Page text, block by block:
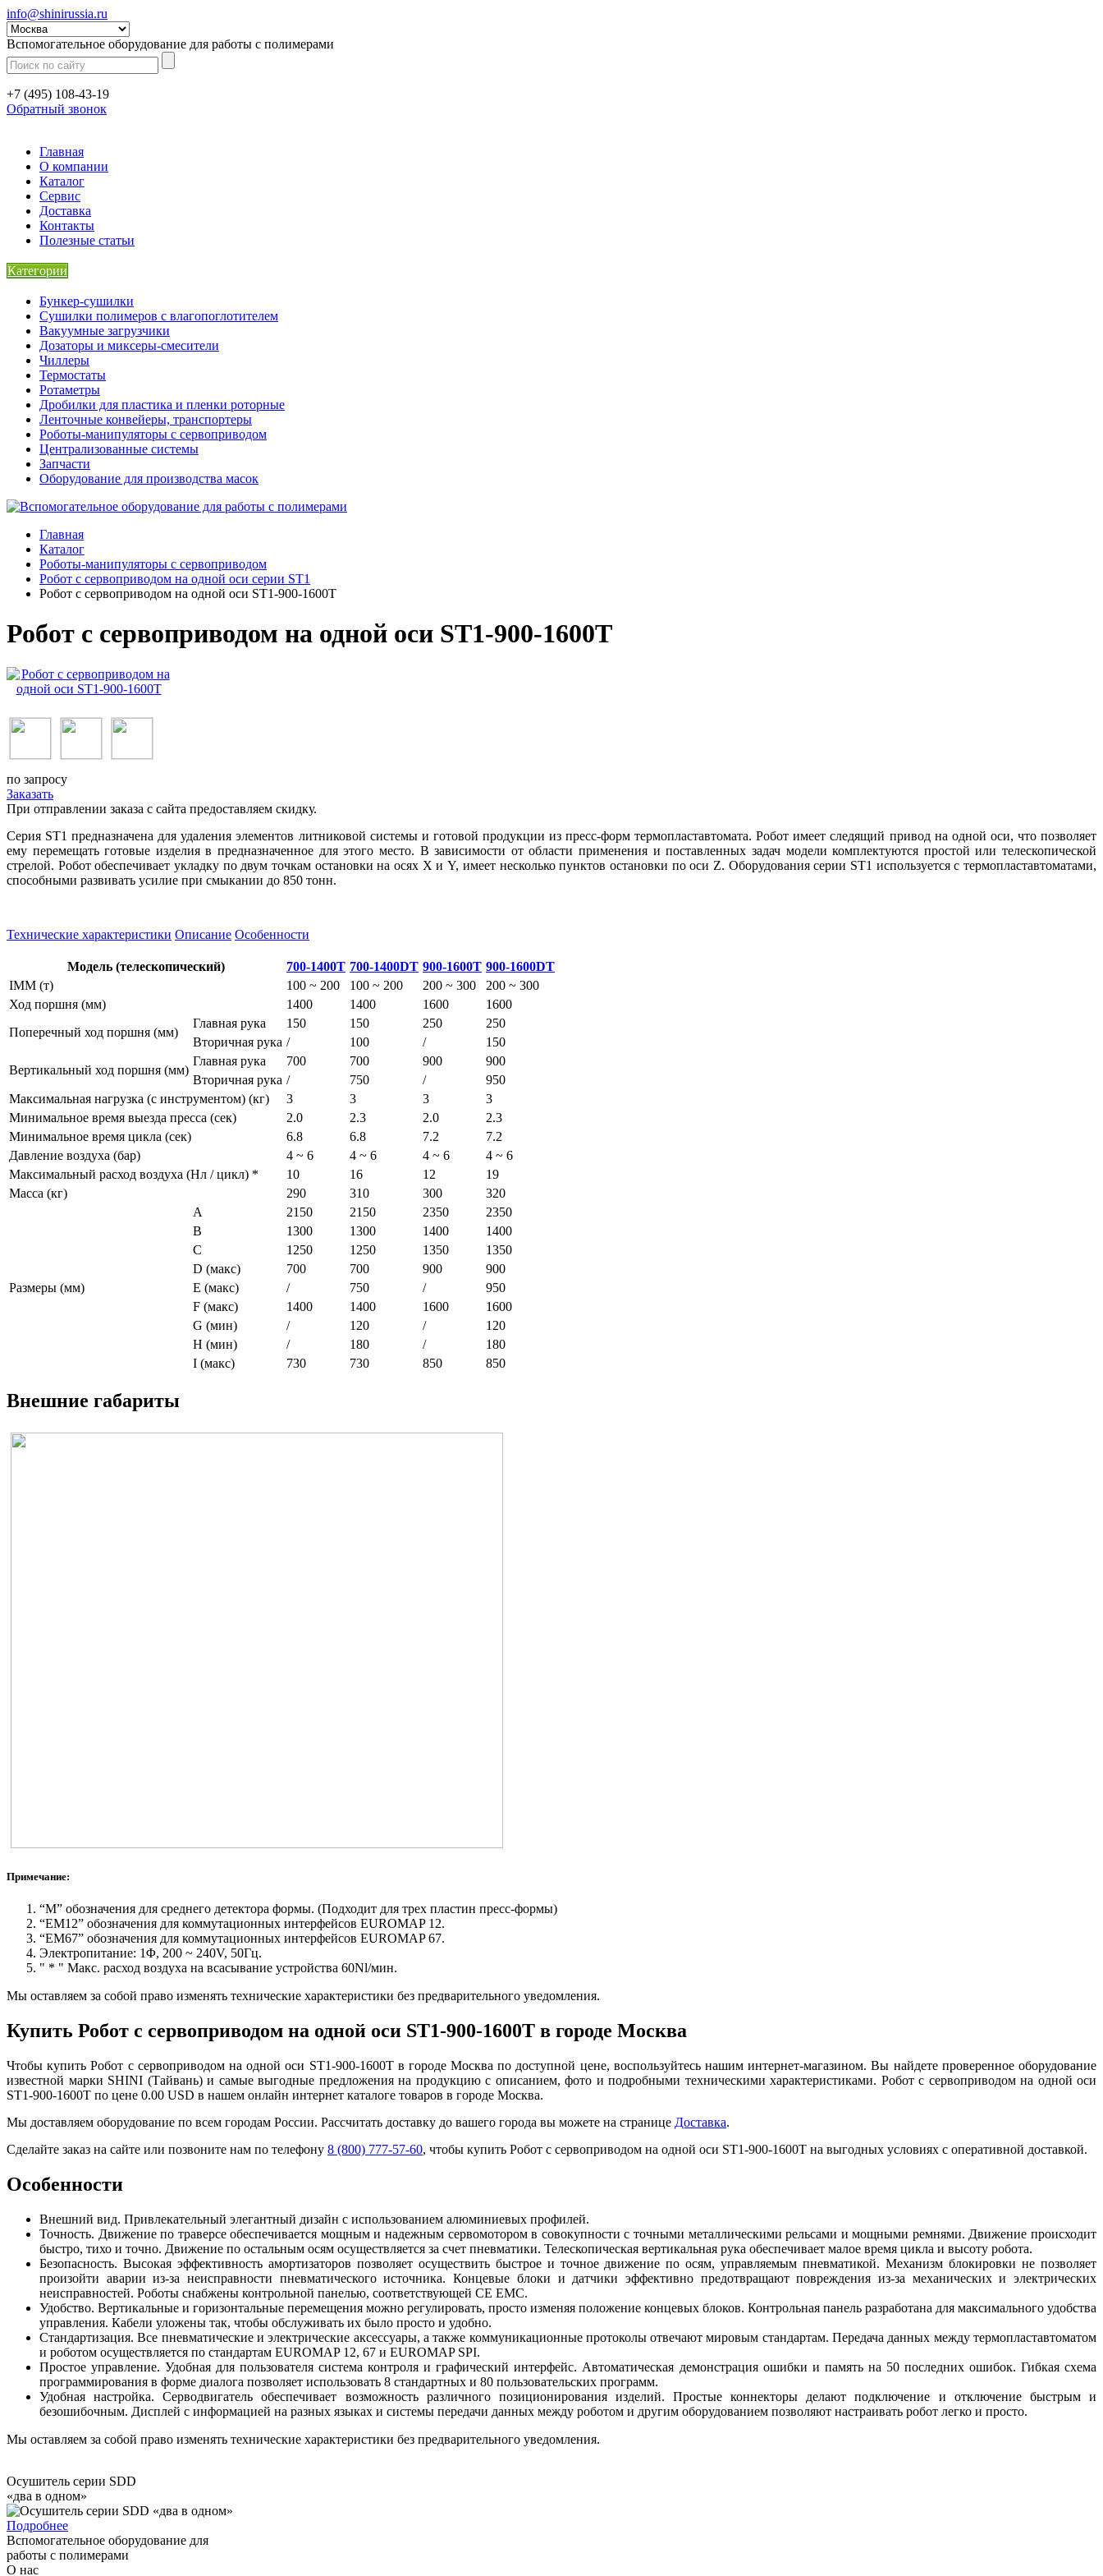
info@shinirussia.ru
Вспомогательное оборудование для работы с полимерами
+7 (495) 108-43-19
Обратный звонок
Главная
О компании
Каталог
Сервис
Доставка
Контакты
Полезные статьи
Категории
Бункер-сушилки
Сушилки полимеров с влагопоглотителем
Вакуумные загрузчики
Дозаторы и миксеры-смесители
Чиллеры
Термостаты
Ротаметры
Дробилки для пластика и пленки роторные
Ленточные конвейеры, транспортеры
Роботы-манипуляторы с сервоприводом
Централизованные системы
Запчасти
Оборудование для производства масок
Главная
Каталог
Роботы-манипуляторы с сервоприводом
Робот с сервоприводом на одной оси серии ST1
Робот с сервоприводом на одной оси ST1-900-1600T
Робот с сервоприводом на одной оси ST1-900-1600T
по запросу
Заказать
При отправлении заказа с сайта предоставляем скидку.
Серия ST1 предназначена для удаления элементов литниковой системы и готовой продукции из пресс-форм термопластавтомата. Робот имеет следящий привод на одной оси, что позволяет
ему перемещать готовые изделия в предназначенное для этого место. В зависимости от области применения и поставленных задач модели комплектуются простой или телескопической
стрелой. Робот обеспечивает укладку по двум точкам остановки на осях X и Y, имеет несколько пунктов остановки по оси Z. Оборудования серии ST1 используется с термопластавтоматами,
способными развивать усилие при смыкании до 850 тонн.
Технические характеристики Описание Особенности
Модель (телескопический) 700-1400T 700-1400DT 900-1600T 900-1600DT
IMM (т)
100 ~ 200 100 ~ 200 200 ~ 300
200 ~ 300
Ход поршня (мм)
1400 1400 1600
1600
Поперечный ход поршня (мм)
Главная рука 150 150 250
250
Вторичная рука / 100 /
150
Вертикальный ход поршня (мм)
Главная рука 700 700 900
900
Вторичная рука / 750 /
950
Максимальная нагрузка (с инструментом) (кг)
3 3 3
3
Минимальное время выезда пресса (сек)
2.0 2.3 2.0
2.3
Минимальное время цикла (сек)
6.8 6.8 7.2
7.2
Давление воздуха (бар)
4 ~ 6 4 ~ 6 4 ~ 6
4 ~ 6
Максимальный расход воздуха (Нл / цикл) *
10 16 12
19
Масса (кг)
290 310 300 320
Размеры (мм)
A 2150 2150 2350
2350
B
1300 1300 1400
1400
C
1250 1250 1350
1350
D (макс)
700 700 900
900
E (макс)
/ 750 /
950
F (макс)
1400 1400 1600
1600
G (мин)
/ 120 /
120
H (мин)
/ 180 /
180
I (макс)
730 730 850 850
Внешние габариты
Примечание:
“M” обозначения для среднего детектора формы. (Подходит для трех пластин пресс-формы)
“EM12” обозначения для коммутационных интерфейсов EUROMAP 12.
“EM67” обозначения для коммутационных интерфейсов EUROMAP 67.
Электропитание: 1Φ, 200 ~ 240V, 50Гц.
" * " Макс. расход воздуха на всасывание устройства 60Nl/мин.
Мы оставляем за собой право изменять технические характеристики без предварительного уведомления.
Купить Робот с сервоприводом на одной оси ST1-900-1600T в городе Москва
Чтобы купить Робот с сервоприводом на одной оси ST1-900-1600T в городе Москва по доступной цене, воспользуйтесь нашим интернет-магазином. Вы найдете проверенное оборудование
известной марки SHINI (Тайвань) и самые выгодные предложения на продукцию с описанием, фото и подробными техническими характеристиками. Робот с сервоприводом на одной оси
ST1-900-1600T по цене 0.00 USD в нашем онлайн интернет каталоге товаров в городе Москва.
Мы доставляем оборудование по всем городам России. Рассчитать доставку до вашего города вы можете на странице Доставка.
Сделайте заказ на сайте или позвоните нам по телефону 8 (800) 777-57-60, чтобы купить Робот с сервоприводом на одной оси ST1-900-1600T на выгодных условиях с оперативной доставкой.
Особенности
Внешний вид. Привлекательный элегантный дизайн с использованием алюминиевых профилей.
Точность. Движение по траверсе обеспечивается мощным и надежным сервомотором в совокупности с точными металлическими рельсами и мощными ремнями. Движение происходит
быстро, тихо и точно. Движение по остальным осям осуществляется за счет пневматики. Телескопическая вертикальная рука обеспечивает малое время цикла и высоту робота.
Безопасность. Высокая эффективность амортизаторов позволяет осуществить быстрое и точное движение по осям, управляемым пневматикой. Механизм блокировки не позволяет
произойти аварии из-за неисправности пневматического источника. Концевые блоки и датчики эффективно предотвращают повреждения из-за механических и электрических
неисправностей. Роботы снабжены контрольной панелью, соответствующей CE EMC.
Удобство. Вертикальные и горизонтальные перемещения можно регулировать, просто изменяя положение концевых блоков. Контрольная панель разработана для максимального удобства
управления. Кабели уложены так, чтобы обслуживать их было просто и удобно.
Стандартизация. Все пневматические и электрические аксессуары, а также коммуникационные протоколы отвечают мировым стандартам. Передача данных между термопластавтоматом
и роботом осуществляется по стандартам EUROMAP 12, 67 и EUROMAP SPI.
Простое управление. Удобная для пользователя система контроля и графический интерфейс. Автоматическая демонстрация ошибки и память на 50 последних ошибок. Гибкая схема
программирования в форме диалога позволяет использовать 8 стандартных и 80 пользовательских программ.
Удобная настройка. Серводвигатель обеспечивает возможность различного позиционирования изделий. Простые коннекторы делают подключение и отключение быстрым и
безошибочным. Дисплей с информацией на разных языках и системы передачи данных между роботом и другим оборудованием позволяют настраивать робот легко и просто.
Мы оставляем за собой право изменять технические характеристики без предварительного уведомления.
Осушитель серии SDD
«два в одном»
Подробнее
Вспомогательное оборудование для
работы с полимерами
О нас